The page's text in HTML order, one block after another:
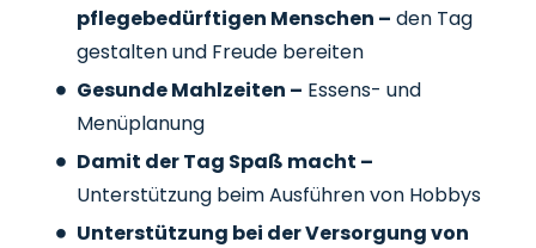
pflegebedürftigen Menschen – den Tag
gestalten und Freude bereiten
Gesunde Mahlzeiten – Essens- und
Menüplanung
Damit der Tag Spaß macht –
Unterstützung beim Ausführen von Hobbys
Unterstützung bei der Versorgung von